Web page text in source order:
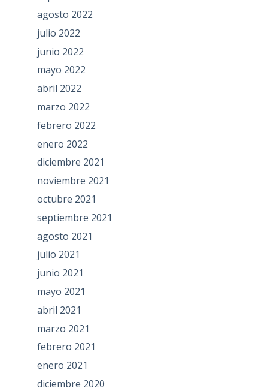
agosto 2022
julio 2022
junio 2022
mayo 2022
abril 2022
marzo 2022
febrero 2022
enero 2022
diciembre 2021
noviembre 2021
octubre 2021
septiembre 2021
agosto 2021
julio 2021
junio 2021
mayo 2021
abril 2021
marzo 2021
febrero 2021
enero 2021
diciembre 2020